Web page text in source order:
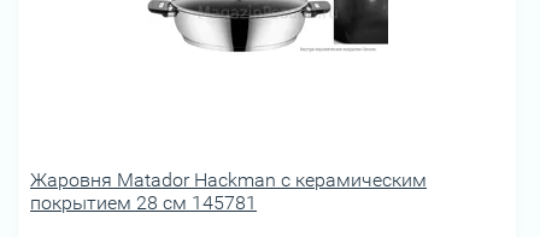
Жаровня Matador Hackman с керамическим
покрытием 28 см 145781